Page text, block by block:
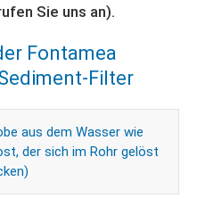
Sie uns an).
Fontamea
Filter
aus dem Wasser wie
der sich im Rohr gelöst